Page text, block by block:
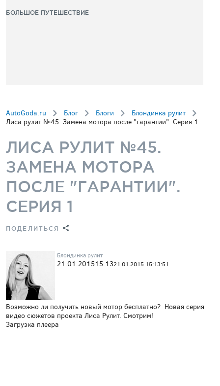
БОЛЬШОЕ ПУТЕШЕСТВИЕ
AutoGoda.ru Блог Блоги
Блондинка рулит
Лиса рулит №45. Замена мотора после "гарантии". Серия 1
ЛИСА РУЛИТ №45.
ЗАМЕНА МОТОРА
ПОСЛЕ "ГАРАНТИИ".
СЕРИЯ 1
ПОДЕЛИТЬСЯ
Блондинка рулит
21.01.201515:1321.01.2015 15:13:51
Возможно ли получить новый мотор бесплатно? Новая серия
видео сюжетов проекта Лиса Рулит. Смотрим!
Загрузка плеера